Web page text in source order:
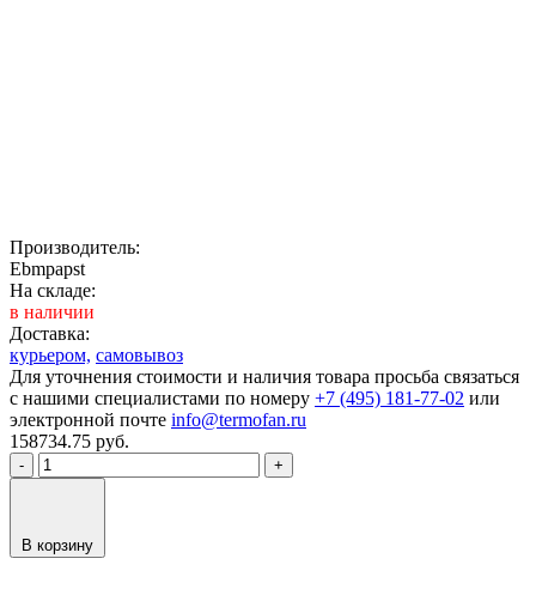
Производитель:
Ebmpapst
На складе:
в наличии
Доставка:
курьером, самовывоз
Для уточнения стоимости и наличия товара просьба связаться
с нашими специалистами по номеру +7 (495) 181-77-02 или
электронной почте info@termofan.ru
158734.75 руб.
- +
В корзину